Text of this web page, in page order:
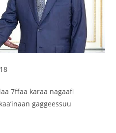
7ffaa karaa nagaafi
gaggeessuu